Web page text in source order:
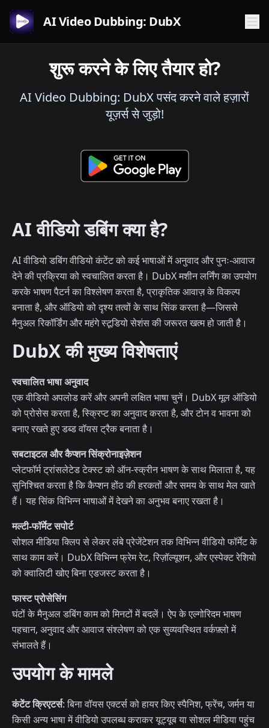
AI Video Dubbing: DubX
शुरू करने के लिए तैयार हो?
AI Video Dubbing: DubX पसंद करने वाले हज़ारों
यूज़र्स से जुड़ो!
AI वीडियो डबिंग क्या है?
AI वीडियो डबिंग वीडियो कंटेंट को कई भाषाओं में अनुवाद और पुनः-आवाज
देने की प्रक्रिया को स्वचालित करता है। DubX मशीन लर्निंग का उपयोग
करके भाषण पैटर्न का विश्लेषण करता है, प्राकृतिक आवाज़ के विकल्प
बनाता है, और ऑडियो को दृश्य तत्वों के साथ सिंक करता है—जिससे
मैनुअल रिकॉर्डिंग और महंगे स्टूडियो सेशंस की जरूरत खत्म हो जाती है।
DubX की मुख्य विशेषताएं
स्वचालित भाषा अनुवाद
एक वीडियो अपलोड करें और अपनी लक्षित भाषा चुनें। DubX मूल ऑडियो
को प्रोसेस करता है, स्क्रिप्ट का अनुवाद करता है, और टोन व भावना को
बनाए रखते हुए डब्ड वॉयस ट्रैक बनाता है।
सबटाइटल और कैप्शन सिंक्रोनाइज़ेशन
प्लेटफॉर्म ट्रांसलेटेड टेक्स्ट को ऑन-स्क्रीन भाषण के साथ मिलाता है, यह
सुनिश्चित करता है कि कैप्शन होंठ की हरकतों और समय के साथ मेल खाते
हैं। यह सिंक विभिन्न भाषाओं में देखने का अनुभव बनाए रखता है।
मल्टी-फॉर्मेट सपोर्ट
सोशल मीडिया क्लिप से लेकर लंबे प्रेजेंटेशन तक विभिन्न वीडियो फॉर्मेट के
साथ काम करें। DubX विभिन्न फ्रेम रेट, रिज़ॉल्यूशन, और एस्पेक्ट रेशियो
को क्वालिटी खोए बिना एडजस्ट करता है।
फास्ट प्रोसेसिंग
घंटों के मैनुअल डबिंग काम को मिनटों में बदलें। ऐप के एल्गोरिदम भाषण
पहचान, अनुवाद और आवाज संश्लेषण को एक सुव्यवस्थित वर्कफ़्लो में
संभालते हैं।
उपयोग के मामले
कंटेंट क्रिएटर्स: बिना वॉयस एक्टर्स को हायर किए स्पैनिश, फ्रेंच, जर्मन या
किसी अन्य भाषा में वीडियो उपलब्ध कराकर यूट्यूब या सोशल मीडिया पहुंच